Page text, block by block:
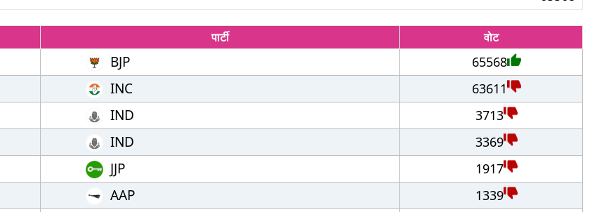
पार्टी वोट
BJP
65568
INC
63611
IND
3713
IND
3369
JJP
1917
AAP
1339